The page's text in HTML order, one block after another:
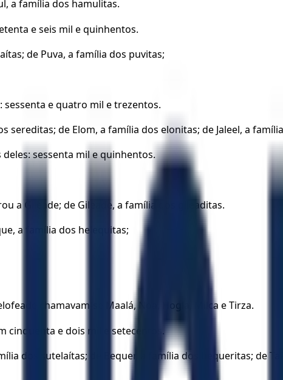
a família dos hamulitas.
e seis mil e quinhentos.
de Puva, a família dos puvitas;
sessenta e quatro mil e trezentos.
sereditas; de Elom, a família dos elonitas; de Jaleel, a
sessenta mil e quinhentos.
a Gileade; de Gileade, a família dos gileaditas.
a família dos helequitas;
chamavam-se Maalá, Noa, Hogla, Milca e Tirza.
cinquenta e dois mil e setecentos.
dos sutelaítas; de Bequer, a família dos bequeritas; de